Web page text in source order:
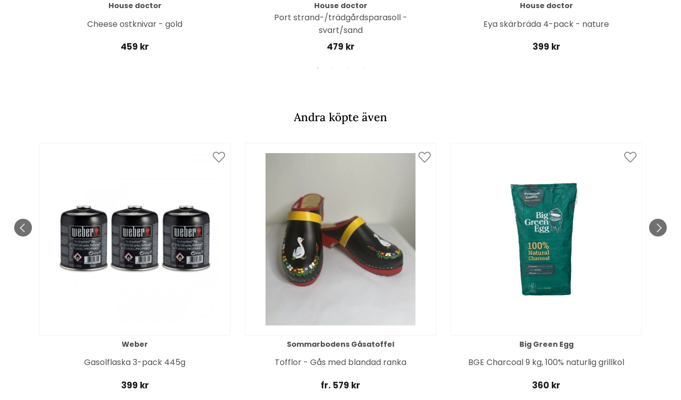
House doctor
Cheese ostknivar - gold
459 kr
House doctor
Port strand-/trädgårdsparasoll -
svart/sand
479 kr
House doctor
Eya skärbräda 4-pack - nature
399 kr
Andra köpte även
Weber
Gasolflaska 3-pack 445g
399 kr
Sommarbodens Gåsatoffel
Tofflor - Gås med blandad ranka
fr. 579 kr
Big Green Egg
BGE Charcoal 9 kg, 100% naturlig grillkol
360 kr